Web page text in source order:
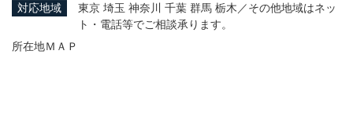
対応地域
東京 埼玉 神奈川 千葉 群馬 栃木／その他地域はネッ
ト・電話等でご相談承ります。
所在地ＭＡＰ